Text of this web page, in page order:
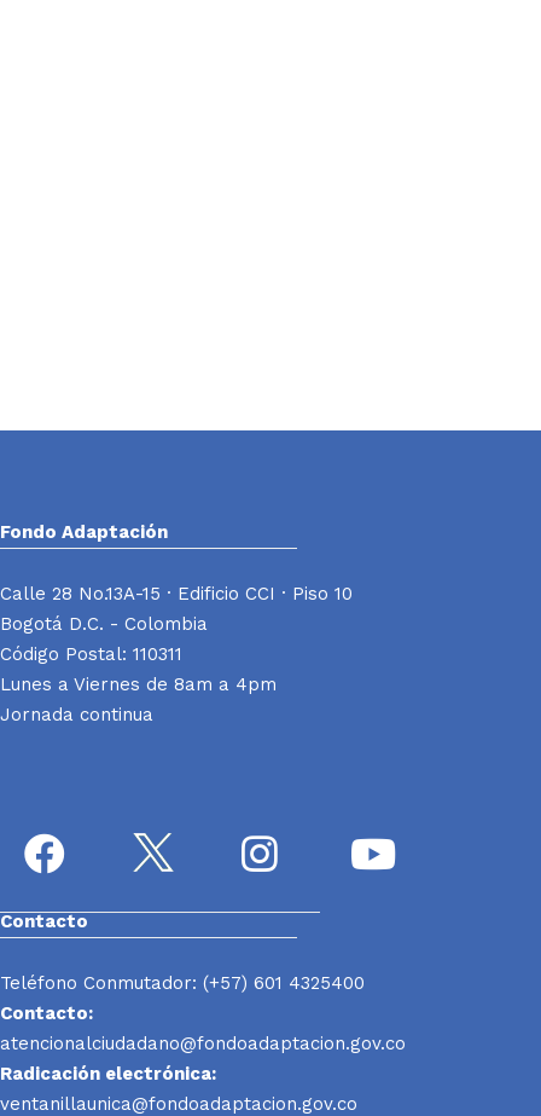
Fondo Adaptación
Calle 28 No.13A-15 · Edificio CCI · Piso 10
Bogotá D.C. - Colombia
Código Postal: 110311
Lunes a Viernes de 8am a 4pm
Jornada continua
Contacto
Teléfono Conmutador: (+57) 601 4325400
Contacto:
atencionalciudadano@fondoadaptacion.gov.co
Radicación electrónica:
ventanillaunica@fondoadaptacion.gov.co